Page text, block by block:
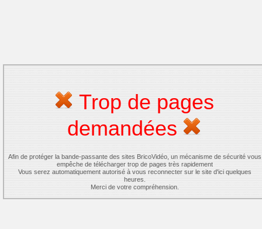
Trop de pages
demandées
Afin de protéger la bande-passante des sites BricoVidéo, un mécanisme de sécurité vous
empêche de télécharger trop de pages très rapidement
Vous serez automatiquement autorisé à vous reconnecter sur le site d'ici quelques
heures.
Merci de votre compréhension.